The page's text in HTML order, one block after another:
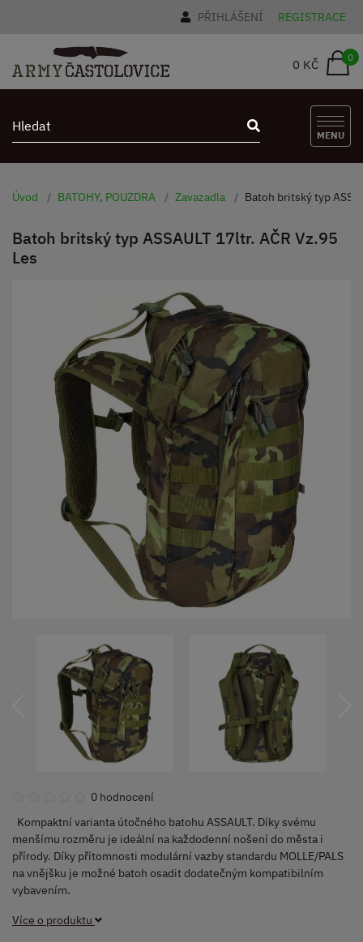
PŘIHLÁŠENÍ REGISTRACE
0 KČ 0
MENU
Úvod BATOHY, POUZDRA Zavazadla Batoh britský typ
Batoh britský typ ASSAULT 17ltr. AČR Vz.95
Les
0 hodnocení
Kompaktní varianta útočného batohu ASSAULT. Díky svému
menšímu rozměru je ideální na každodenní nošení do města i
přírody. Díky přítomnosti modulární vazby standardu MOLLE/PALS
na vnějšku je možné batoh osadit dodatečným kompatibilním
vybavením.
Více o produktu